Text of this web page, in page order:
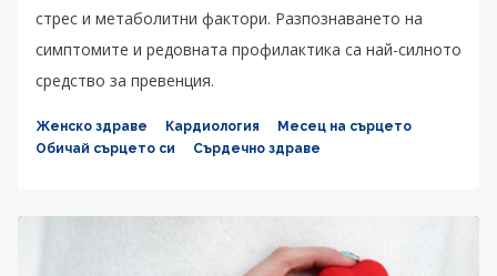
стрес и метаболитни фактори. Разпознаването на
симптомите и редовната профилактика са най-силното
средство за превенция.
Женско здраве Кардиология
Месец на сърцето
Обичай сърцето си
Сърдечно здраве